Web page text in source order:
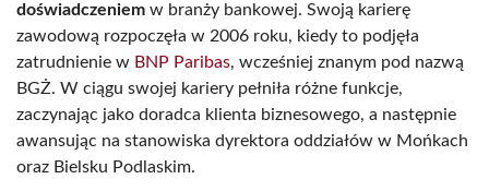
doświadczeniem w branży bankowej. Swoją karierę
zawodową rozpoczęła w 2006 roku, kiedy to podjęła
zatrudnienie w BNP Paribas, wcześniej znanym pod nazwą
BGŻ. W ciągu swojej kariery pełniła różne funkcje,
zaczynając jako doradca klienta biznesowego, a następnie
awansując na stanowiska dyrektora oddziałów w Mońkach
oraz Bielsku Podlaskim.